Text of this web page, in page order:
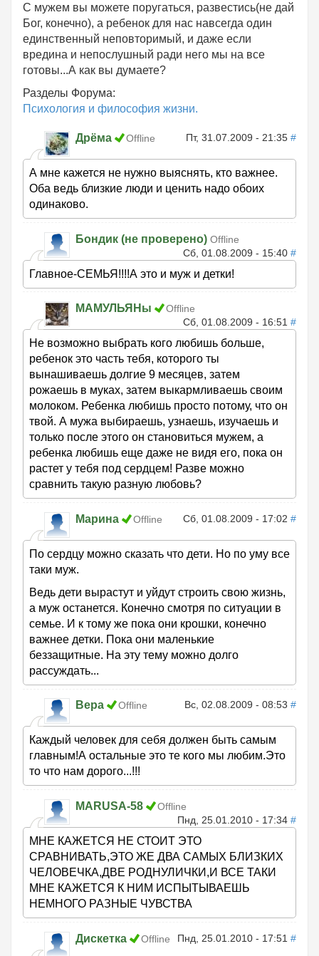
С мужем вы можете поругаться, развестись(не дай
Бог, конечно), а ребенок для нас навсегда один
единственный неповторимый, и даже если
вредина и непослушный ради него мы на все
готовы...А как вы думаете?
Разделы Форума:
Психология и философия жизни.
Дрёма Offline Пт, 31.07.2009 - 21:35 #
А мне кажется не нужно выяснять, кто важнее.
Оба ведь близкие люди и ценить надо обоих
одинаково.
Бондик (не проверено) Offline
Сб, 01.08.2009 - 15:40 #
Главное-СЕМЬЯ!!!!А это и муж и детки!
МАМУЛЬЯНы
Offline
Сб, 01.08.2009 - 16:51 #
Не возможно выбрать кого любишь больше,
ребенок это часть тебя, которого ты
вынашиваешь долгие 9 месяцев, затем
рожаешь в муках, затем выкармливаешь своим
молоком. Ребенка любишь просто потому, что он
твой. А мужа выбираешь, узнаешь, изучаешь и
только после этого он становиться мужем, а
ребенка любишь еще даже не видя его, пока он
растет у тебя под сердцем! Разве можно
сравнить такую разную любовь?
Марина Offline Сб, 01.08.2009 - 17:02 #
По сердцу можно сказать что дети. Но по уму все
таки муж.
Ведь дети вырастут и уйдут строить свою жизнь,
а муж останется. Конечно смотря по ситуации в
семье. И к тому же пока они крошки, конечно
важнее детки. Пока они маленькие
беззащитные. На эту тему можно долго
рассуждать...
Вера Offline Вс, 02.08.2009 - 08:53 #
Каждый человек для себя должен быть самым
главным!А остальные это те кого мы любим.Это
то что нам дорого...!!!
MARUSA-58
Offline
Пнд, 25.01.2010 - 17:34 #
МНЕ КАЖЕТСЯ НЕ СТОИТ ЭТО
СРАВНИВАТЬ,ЭТО ЖЕ ДВА САМЫХ БЛИЗКИХ
ЧЕЛОВЕЧКА,ДВЕ РОДНУЛИЧКИ,И ВСЕ ТАКИ
МНЕ КАЖЕТСЯ К НИМ ИСПЫТЫВАЕШЬ
НЕМНОГО РАЗНЫЕ ЧУВСТВА
Дискетка Offline Пнд, 25.01.2010 - 17:51 #